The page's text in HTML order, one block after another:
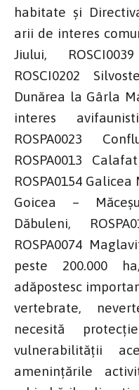
habitate și
arii de interes
Jiului,
ROSCI0202
Dunărea la Gârla
interes
ROSPA0023
ROSPA0013
ROSPA0154
Goicea –
Dăbuleni,
ROSPA0074
peste 200.000
adăpostesc
vertebrate,
necesită
vulnerabilității
amenințările